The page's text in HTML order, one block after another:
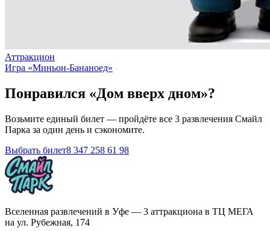
Аттракцион
Игра «Миньон-Бананоед»
Понравился «Дом вверх дном»?
Возьмите единый билет — пройдёте все 3 развлечения Смайл
Парка за один день и сэкономите.
Выбрать билет8 347 258 61 98
Вселенная развлечений в Уфе — 3 аттракциона в ТЦ МЕГА
на ул. Рубежная, 174